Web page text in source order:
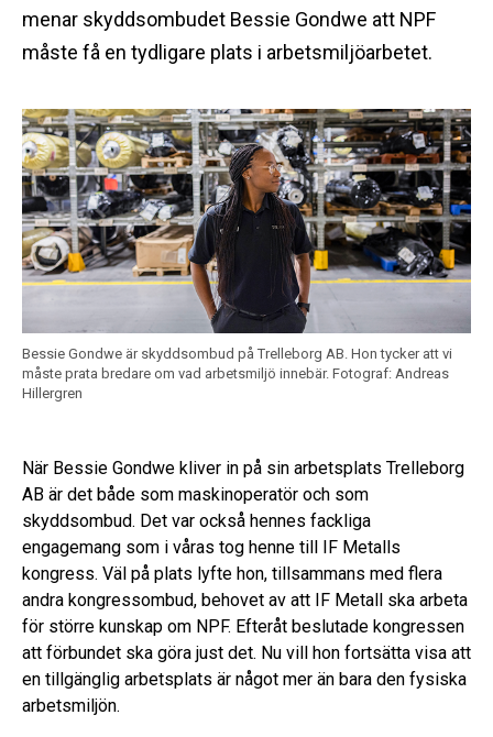
menar skyddsombudet Bessie Gondwe att NPF
måste få en tydligare plats i arbetsmiljöarbetet.
Bessie Gondwe är skyddsombud på Trelleborg AB. Hon tycker att vi
måste prata bredare om vad arbetsmiljö innebär. Fotograf: Andreas
Hillergren
När Bessie Gondwe kliver in på sin arbetsplats Trelleborg
AB är det både som maskinoperatör och som
skyddsombud. Det var också hennes fackliga
engagemang som i våras tog henne till IF Metalls
kongress. Väl på plats lyfte hon, tillsammans med flera
andra kongressombud, behovet av att IF Metall ska arbeta
för större kunskap om NPF. Efteråt beslutade kongressen
att förbundet ska göra just det. Nu vill hon fortsätta visa att
en tillgänglig arbetsplats är något mer än bara den fysiska
arbetsmiljön.